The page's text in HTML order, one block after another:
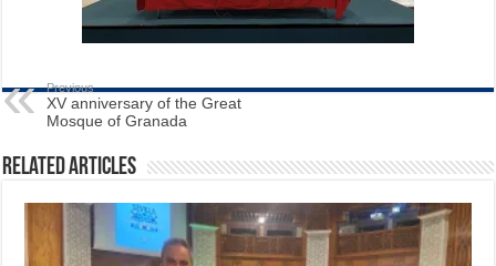
Previous
XV anniversary of the Great
Mosque of Granada
Related Articles